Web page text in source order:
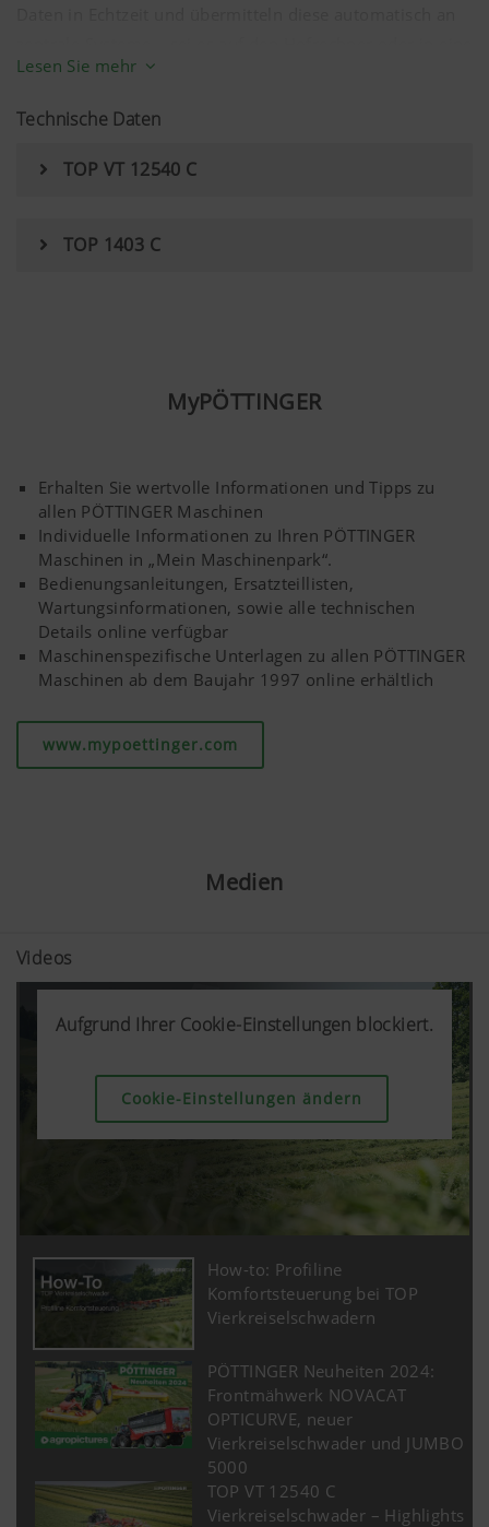
cloudbasierte Plattform.
Lesen Sie mehr
Technische Daten
TOP VT 12540 C
TOP 1403 C
MyPÖTTINGER
Erhalten Sie wertvolle Informationen und Tipps zu
allen PÖTTINGER Maschinen
Individuelle Informationen zu Ihren PÖTTINGER
Maschinen in „Mein Maschinenpark“.
Bedienungsanleitungen, Ersatzteillisten,
Wartungsinformationen, sowie alle technischen
Details online verfügbar
Maschinenspezifische Unterlagen zu allen PÖTTINGER
Maschinen ab dem Baujahr 1997 online erhältlich
www.mypoettinger.com
Medien
Videos
Aufgrund Ihrer Cookie-Einstellungen blockiert.
Cookie-Einstellungen ändern
Aufgrund Ihrer Cookie-Einstellungen blockiert.
Cookie-Einstellungen ändern
Aufgrund Ihrer Cookie-Einstellungen blockiert.
Cookie-Einstellungen ändern
Aufgrund Ihrer Cookie-Einstellungen blockiert.
Cookie-Einstellungen ändern
How-to: Profiline
Komfortsteuerung bei TOP
Vierkreiselschwadern
PÖTTINGER Neuheiten 2024:
Frontmähwerk NOVACAT
OPTICURVE, neuer
Vierkreiselschwader und JUMBO
5000
TOP VT 12540 C
Vierkreiselschwader – Highlights